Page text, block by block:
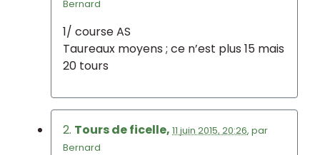
Bernard
1/ course AS
Taureaux moyens ; ce n’est plus 15 mais
20 tours
2. Tours de ficelle, 11 juin 2015, 20:26, par
Bernard